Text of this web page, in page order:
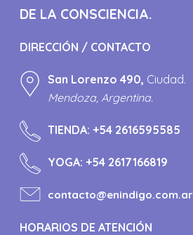
DE LA CONSCIENCIA.
DIRECCIÓN / CONTACTO
San Lorenzo 490, Ciudad.
Mendoza, Argentina.
TIENDA:+54 2616595585
YOGA:+54 2617166819
contacto@enindigo.com.ar
HORARIOS DE ATENCIÓN